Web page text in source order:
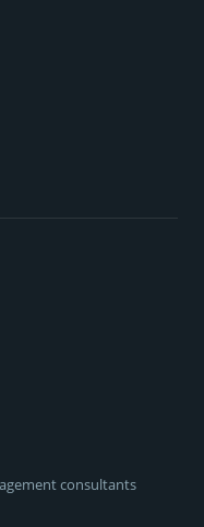
consultants